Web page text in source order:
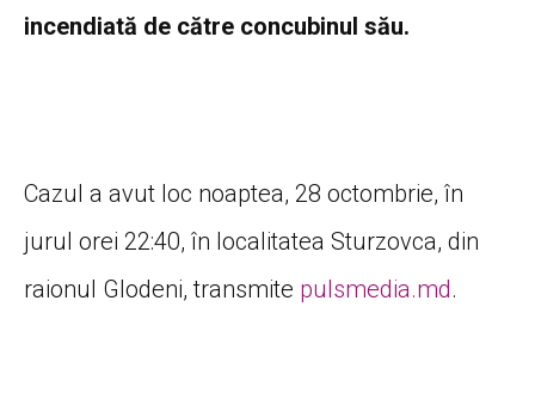
incendiată de către concubinul său.
Cazul a avut loc noaptea, 28 octombrie, în
jurul orei 22:40, în localitatea Sturzovca, din
raionul Glodeni, transmite pulsmedia.md.